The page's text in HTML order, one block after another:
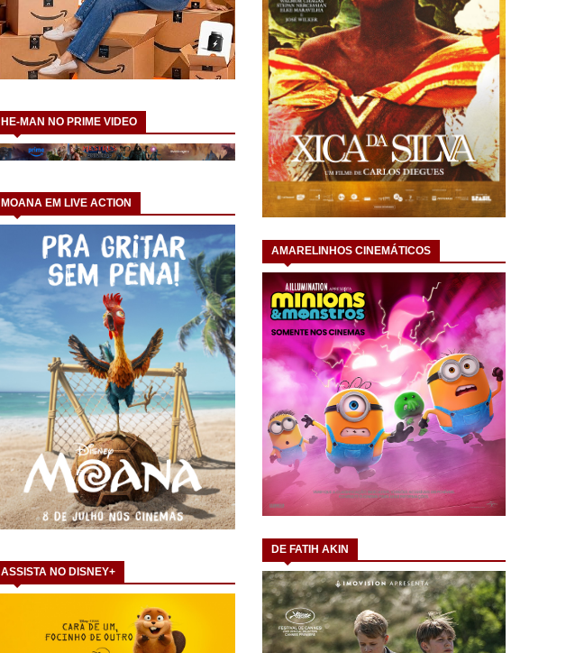
HE-MAN NO PRIME VIDEO
MOANA EM LIVE ACTION
ASSISTA NO DISNEY+
AMARELINHOS CINEMÁTICOS
DE FATIH AKIN